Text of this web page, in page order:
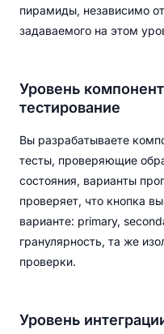
пирамиды, независимо
задаваемого на этом
Уровень
тестирование
Вы разрабатываете
тесты, проверяющие
состояния, варианты
проверяет, что кнопка
варианте: primary,
гранулярность, та же
проверки.
Уровень